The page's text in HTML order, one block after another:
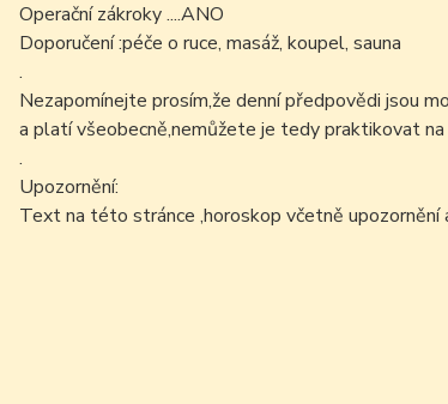
Operační zákroky ....ANO
Doporučení :péče o ruce, masáž, koupel, sauna
.
Nezapomínejte prosím,že denní předpovědi jsou
a platí všeobecně,nemůžete je tedy praktikovat
.
Upozornění:
Text na této stránce ,horoskop včetně upozornění